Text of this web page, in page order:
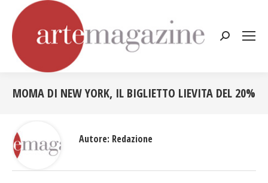
Cerca:
MOMA DI NEW YORK, IL BIGLIETTO LIEVITA DEL 20%
Autore: Redazione